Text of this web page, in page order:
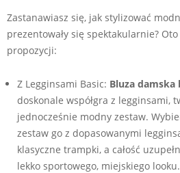
Zastanawiasz się, jak stylizować
prezentowały się spektakularnie?
propozycji:
Z Legginsami Basic: Bluza damska
doskonale współgra z legginsami,
jednocześnie modny zestaw.
zestaw go z dopasowanymi
klasyczne trampki, a całość
lekko sportowego, miejskiego